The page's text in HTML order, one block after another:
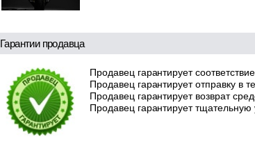
Гарантии продавца
Продавец гарантирует
Продавец гарантирует отправку в
Продавец гарантирует возврат
Продавец гарантирует тщательную